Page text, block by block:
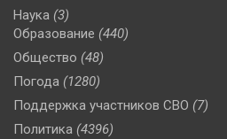
Наука (3)
Образование (440)
Общество (48)
Погода (1280)
Поддержка участников СВО (7)
Политика (4396)